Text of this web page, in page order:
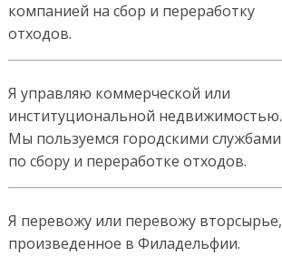
компанией на сбор и переработку
отходов.
Я управляю коммерческой или
институциональной недвижимостью.
Мы пользуемся городскими службами
по сбору и переработке отходов.
Я перевожу или перевожу вторсырье,
произведенное в Филадельфии.